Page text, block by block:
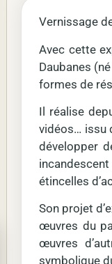
Vernissage
Avec cette
Daubanes
formes de
Il réalise
vidéos… issu
développer
étincelles
Son projet
œuvres du
œuvres
symbolique